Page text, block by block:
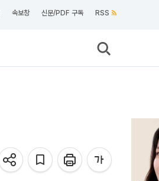
속보창 신문/PDF 구독 RSS